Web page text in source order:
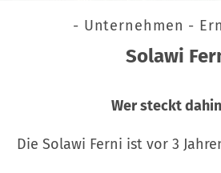
- Unternehmen -
Solawi
Wer steckt
Die Solawi Ferni ist vor 3